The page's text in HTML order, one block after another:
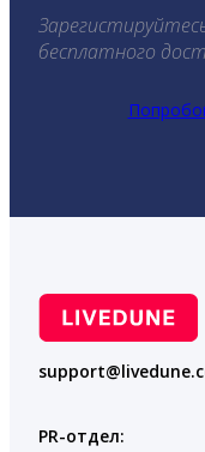
бесплатного
PR-отдел: